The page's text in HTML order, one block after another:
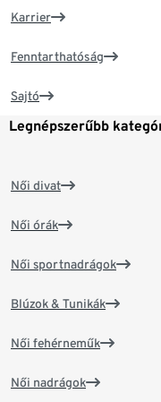
Karrier
Fenntarthatóság
Sajtó
Legnépszerűbb
Női divat
Női órák
Női sportnadrágok
Blúzok & Tunikák
Női fehérneműk
Női nadrágok